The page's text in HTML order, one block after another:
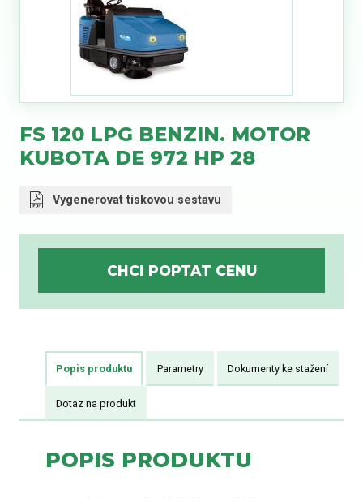
FS 120 LPG BENZIN. MOTOR
KUBOTA DE 972 HP 28
Vygenerovat tiskovou sestavu
Popis produktu Parametry Dokumenty ke stažení
Dotaz na produkt
POPIS PRODUKTU